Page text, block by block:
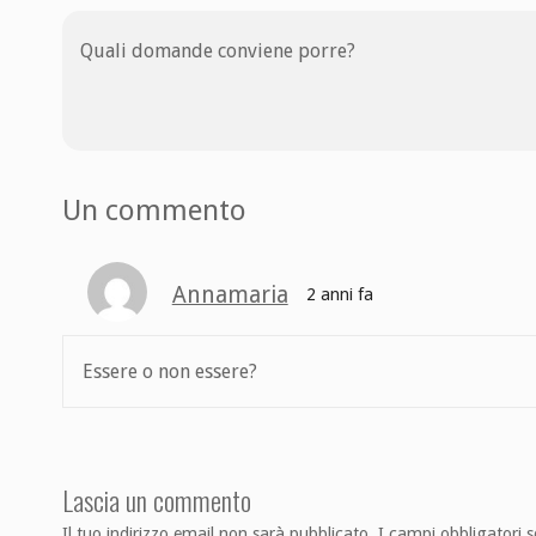
Quali domande conviene porre?
Un commento
Annamaria 2 anni fa
Essere o non essere?
Lascia un commento